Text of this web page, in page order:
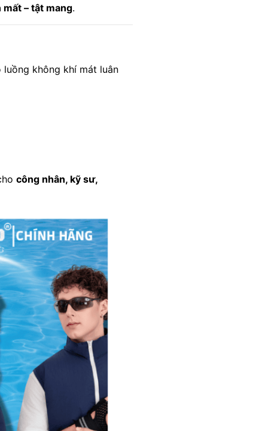
mất – tật mang.
luồng không khí mát luân
công nhân, kỹ sư,